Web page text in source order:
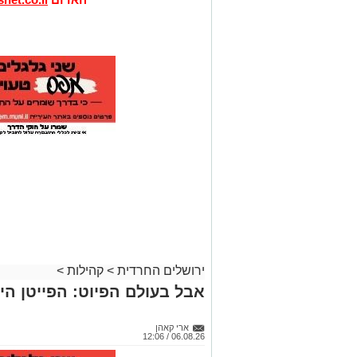
ירושלים החרדית > קהילות >
אבל בעולם הפיוט: הפייטן
ארי קאהן
06.08.26 / 12:06